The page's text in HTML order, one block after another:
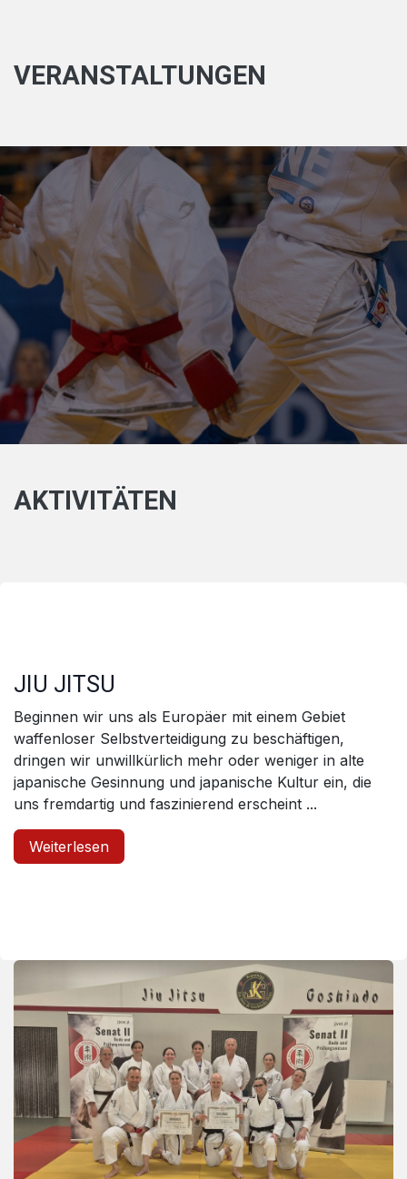
VERANSTALTUNGEN
AKTIVITÄTEN​
​JIU JITSU
Beginnen wir uns als Europäer mit einem Gebiet
waffenloser Selbstverteidigung zu beschäftigen,
dringen wir unwillkürlich mehr oder weniger in alte
japanische Gesinnung und japanische Kultur ein, die
uns fremdartig und faszinierend erscheint ...
Weiterlesen